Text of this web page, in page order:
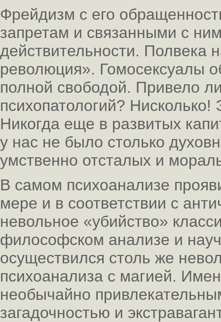
Фрейдизм с его
запретам и связанными с
действительности. Полвека
революция». Гомосексуалы
полной свободой. Привело
психопатологий?
Никогда еще в развитых
у нас не было столько
умственно отсталых и
В самом психоанализе
мере и в соответствии с
невольное «убийство»
философском анализе и
осуществился столь же
психоанализа с магией.
необычайно
загадочностью и